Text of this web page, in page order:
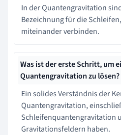
In der Quantengravitation
Bezeichnung für die
miteinander verbinden.
Was ist der erste Schritt, um
Quantengravitation zu lösen?
Ein solides Verständnis der
Quantengravitation,
Schleifenquantengravitation
Gravitationsfeldern haben.